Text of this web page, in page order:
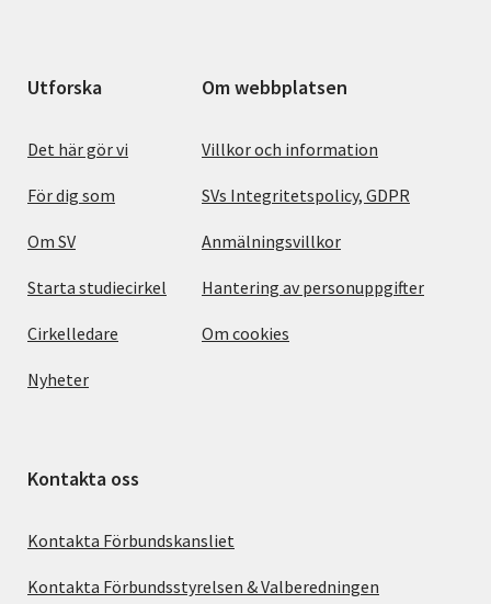
Utforska
Det här gör vi
För dig som
Om SV
Starta studiecirkel
Cirkelledare
Nyheter
Om webbplatsen
Villkor och information
SVs Integritetspolicy, GDPR
Anmälningsvillkor
Hantering av personuppgifter
Om cookies
Kontakta oss
Kontakta Förbundskansliet
Kontakta Förbundsstyrelsen & Valberedningen